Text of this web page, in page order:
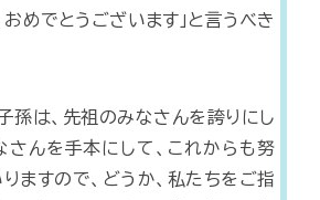
めでとうございます」と言うべき
子孫は、先祖のみなさんを誇りにし
さんを手本にして、これからも努
りますので、どうか、私たちをご指